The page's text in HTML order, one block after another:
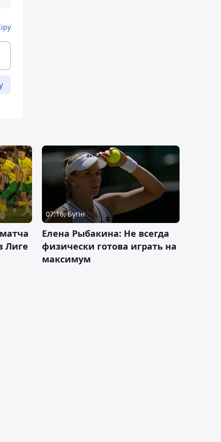
Лиге
07:16, Бүгін
Елена Рыбакина: Не всегда
физически готова играть на
максимум